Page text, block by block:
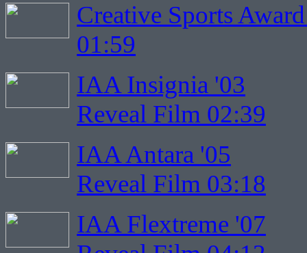
Creative Sports
01:59
IAA Insignia '03
Reveal Film 02:39
IAA Antara '05
Reveal Film 03:18
IAA Flextreme '07